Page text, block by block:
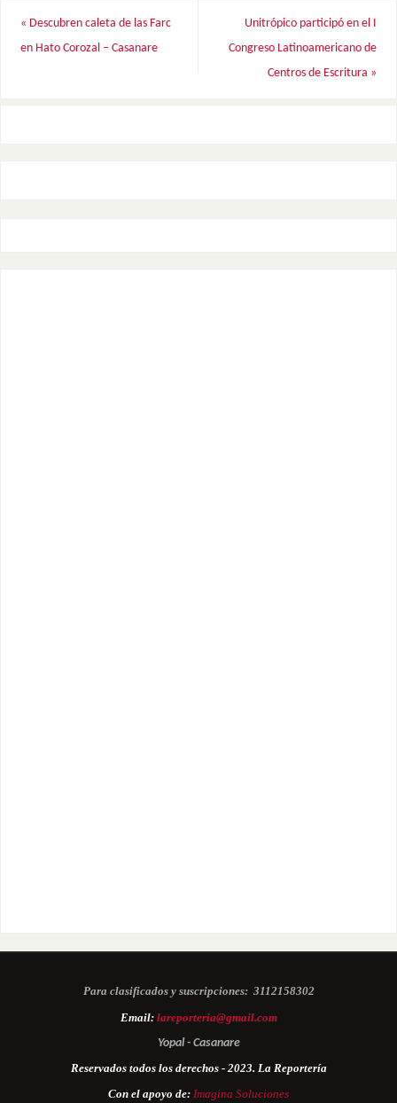
« Descubren caleta de las Farc
en Hato Corozal – Casanare
Unitrópico participó en el I
Congreso Latinoamericano de
Centros de Escritura »
Para clasificados y suscripciones: 3112158302
Email: lareporteria@gmail.com
Yopal - Casanare
Reservados todos los derechos - 2023. La Reportería
Con el apoyo de: Imagina Soluciones